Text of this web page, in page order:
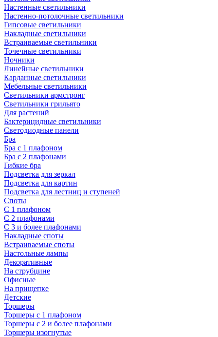
Настенные светильники
Настенно-потолочные светильники
Гипсовые светильники
Накладные светильники
Встраиваемые светильники
Точечные светильники
Ночники
Линейные светильники
Карданные светильники
Мебельные светильники
Светильники армстронг
Светильники грильято
Для растений
Бактерицидные светильники
Светодиодные панели
Бра
Бра с 1 плафоном
Бра с 2 плафонами
Гибкие бра
Подсветка для зеркал
Подсветка для картин
Подсветка для лестниц и ступеней
Споты
С 1 плафоном
С 2 плафонами
С 3 и более плафонами
Накладные споты
Встраиваемые споты
Настольные лампы
Декоративные
На струбцине
Офисные
На прищепке
Детские
Торшеры
Торшеры с 1 плафоном
Торшеры с 2 и более плафонами
Торшеры изогнутые